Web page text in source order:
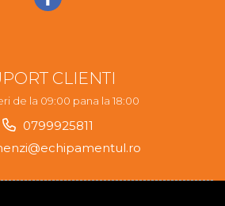
CLIENTI
de la 09:00 pana la 18:00
0799925811